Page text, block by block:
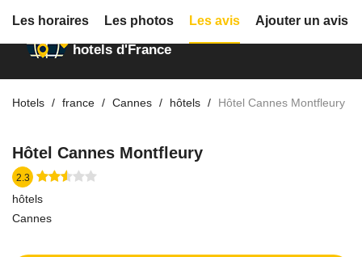
Annuaire des
hotels d'France
Hotels france Cannes hôtels Hôtel Cannes Montfleury
Hôtel Cannes Montfleury
2.3
hôtels
Cannes
Les horaires Les photos Les avis Ajouter un avis